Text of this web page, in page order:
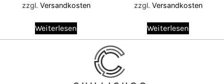
zzgl. Versandkosten
Weiterlesen
zzgl. Versandkosten
Weiterlesen